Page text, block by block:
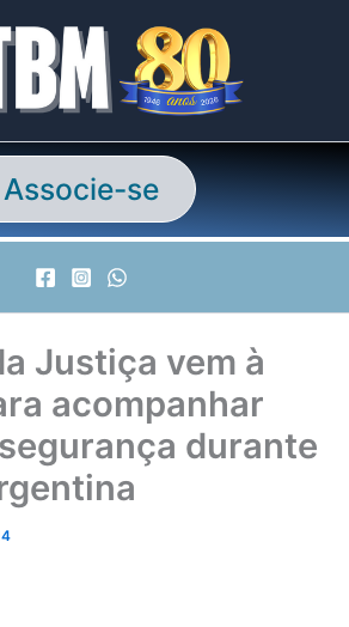
Associe-se
Justiça vem à
acompanhar
durante